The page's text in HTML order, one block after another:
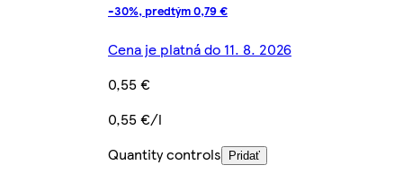
-30%, predtým 0,79 €
Cena je platná do 11. 8. 2026
0,55 €
0,55 €/l
Quantity controls
Pridať